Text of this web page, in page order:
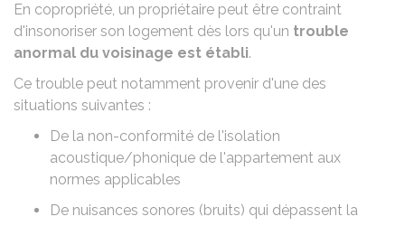
En copropriété, un propriétaire peut être contraint
d'insonoriser son logement dès lors qu'un trouble
anormal du voisinage est établi.
Ce trouble peut notamment provenir d'une des
situations suivantes :
De la non-conformité de l'isolation
acoustique/phonique de l'appartement aux
normes applicables
De nuisances sonores (bruits) qui dépassent la